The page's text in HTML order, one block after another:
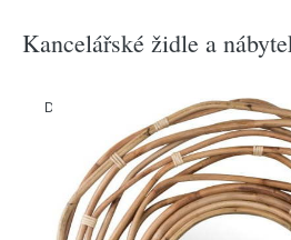
Kancelářské židle a
Domů Dekorace/Nástěnné